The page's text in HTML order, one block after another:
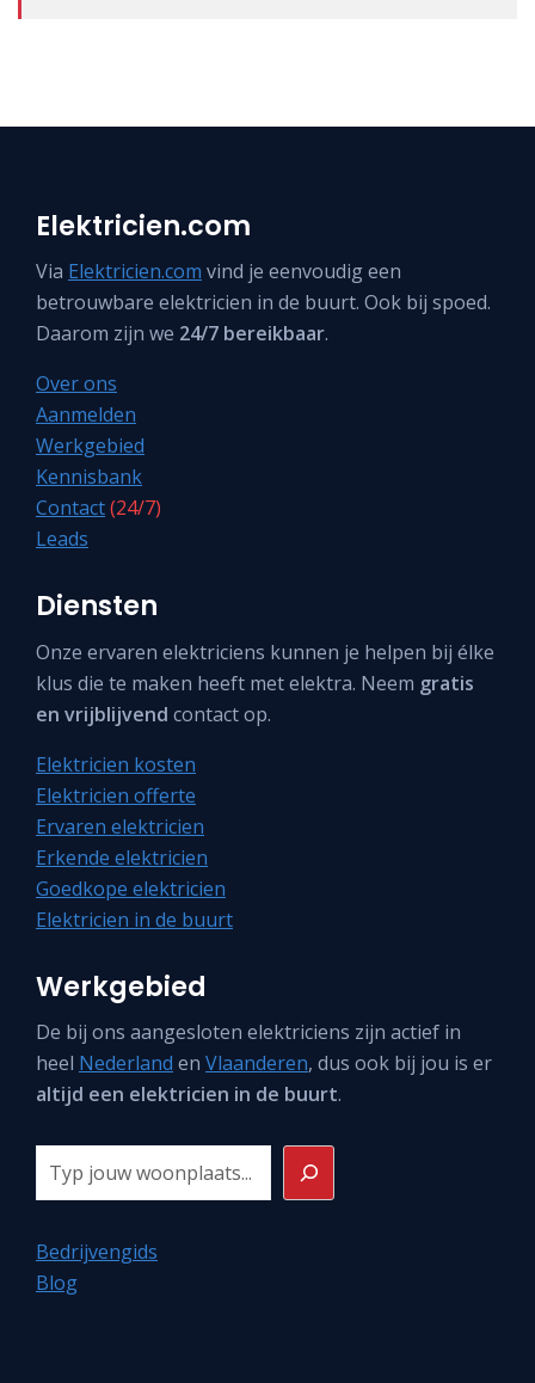
Elektricien.com
Via Elektricien.com vind je eenvoudig een
betrouwbare elektricien in de buurt. Ook bij spoed.
Daarom zijn we 24/7 bereikbaar.
Over ons
Aanmelden
Werkgebied
Kennisbank
Contact(24/7)
Leads
Diensten
Onze ervaren elektriciens kunnen je helpen bij élke
klus die te maken heeft met elektra. Neem gratis
en vrijblijvend contact op.
Elektricien kosten
Elektricien offerte
Ervaren elektricien
Erkende elektricien
Goedkope elektricien
Elektricien in de buurt
Werkgebied
De bij ons aangesloten elektriciens zijn actief in
heel Nederland en Vlaanderen, dus ook bij jou is er
altijd een elektricien in de buurt.
Zoeken
Bedrijvengids
Blog